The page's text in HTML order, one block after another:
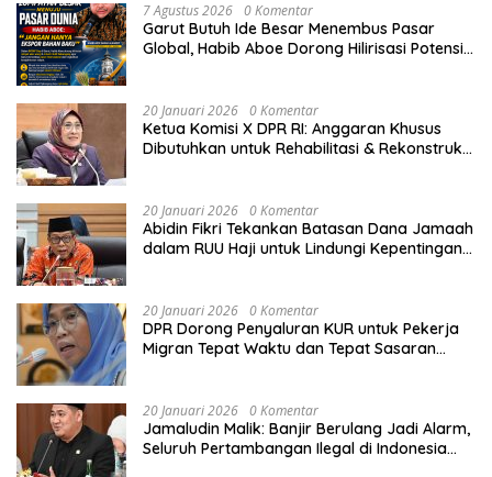
7 Agustus 2026 0 Komentar
Garut Butuh Ide Besar Menembus Pasar
Global, Habib Aboe Dorong Hilirisasi Potensi
20 Januari 2026 0 Komentar
Ketua Komisi X DPR RI: Anggaran Khusus
Dibutuhkan untuk Rehabilitasi & Rekonstruksi
20 Januari 2026 0 Komentar
Abidin Fikri Tekankan Batasan Dana Jamaah
dalam RUU Haji untuk Lindungi Kepentingan
20 Januari 2026 0 Komentar
DPR Dorong Penyaluran KUR untuk Pekerja
Migran Tepat Waktu dan Tepat Sasaran
20 Januari 2026 0 Komentar
Jamaludin Malik: Banjir Berulang Jadi Alarm,
Seluruh Pertambangan Ilegal di Indonesia